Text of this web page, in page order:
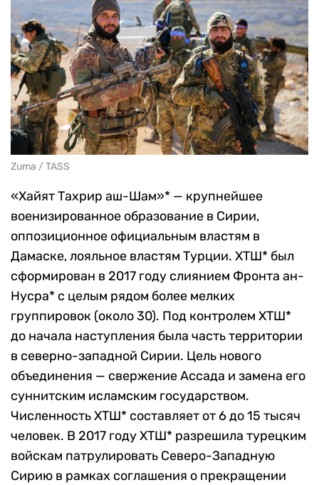
Zuma / TASS
«Хайят Тахрир аш-Шам»* — крупнейшее
военизированное образование в Сирии,
оппозиционное официальным властям в
Дамаске, лояльное властям Турции. ХТШ* был
сформирован в 2017 году слиянием Фронта ан-
Нусра* с целым рядом более мелких
группировок (около 30). Под контролем ХТШ*
до начала наступления была часть территории
в северно-западной Сирии. Цель нового
объединения — свержение Ассада и замена его
суннитским исламским государством.
Численность ХТШ* составляет от 6 до 15 тысяч
человек. В 2017 году ХТШ* разрешила турецким
войскам патрулировать Северо-Западную
Сирию в рамках соглашения о прекращении